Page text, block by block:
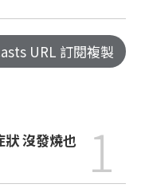
URL 訂閱複製
1